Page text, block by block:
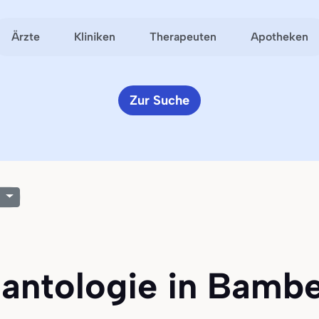
Ärzte Kliniken Therapeuten Apotheken
Zur Suche
in